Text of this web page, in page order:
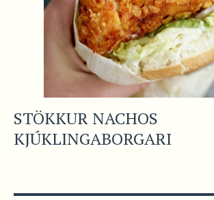
STÖKKUR NACHOS
KJÚKLINGABORGARI